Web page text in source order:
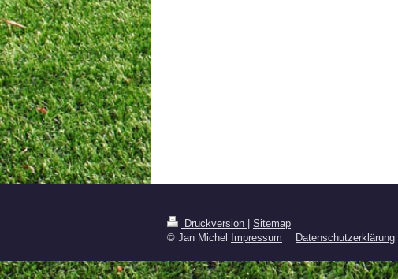
Druckversion
Sitemap
© Jan Michel
Impressum Datenschutzerklärung